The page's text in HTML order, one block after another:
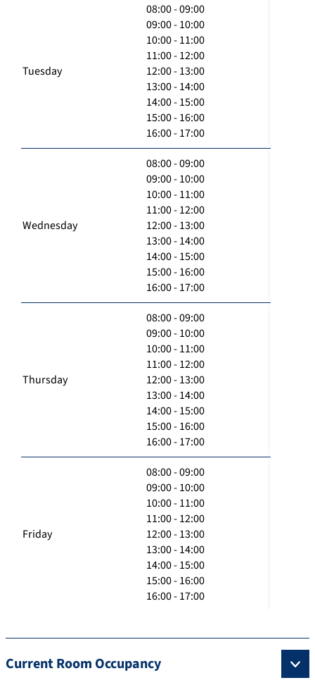
Tuesday
08:00 - 09:00
09:00 - 10:00
10:00 - 11:00
11:00 - 12:00
12:00 - 13:00
13:00 - 14:00
14:00 - 15:00
15:00 - 16:00
16:00 - 17:00
Wednesday
08:00 - 09:00
09:00 - 10:00
10:00 - 11:00
11:00 - 12:00
12:00 - 13:00
13:00 - 14:00
14:00 - 15:00
15:00 - 16:00
16:00 - 17:00
Thursday
08:00 - 09:00
09:00 - 10:00
10:00 - 11:00
11:00 - 12:00
12:00 - 13:00
13:00 - 14:00
14:00 - 15:00
15:00 - 16:00
16:00 - 17:00
Friday
08:00 - 09:00
09:00 - 10:00
10:00 - 11:00
11:00 - 12:00
12:00 - 13:00
13:00 - 14:00
14:00 - 15:00
15:00 - 16:00
16:00 - 17:00
Current Room Occupancy